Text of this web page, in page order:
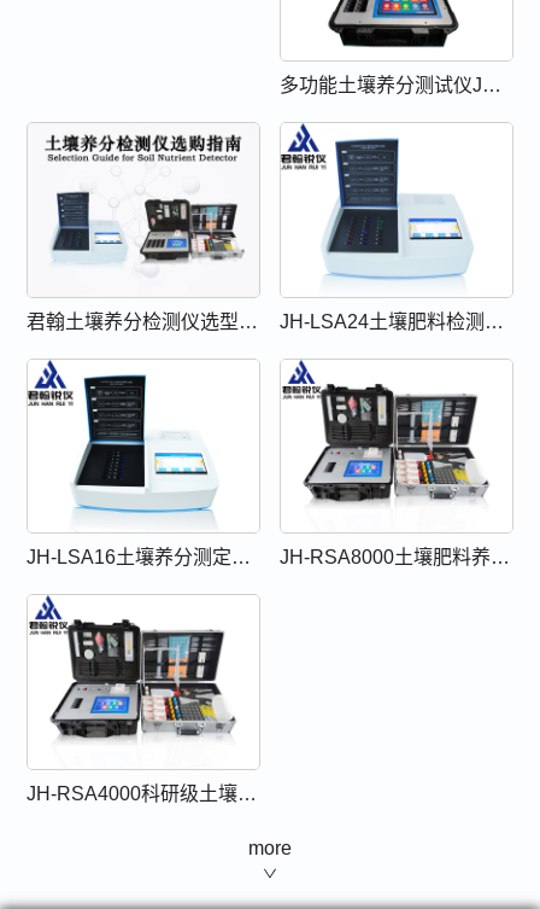
多功能土壤养分测试仪JH-SNT12
君翰土壤养分检测仪选型指南 JH-LSA24土壤肥料检测仪（Lab Soil Analysis 系列）
JH-LSA16土壤养分测定仪（Lab Soil Analysis系列） JH-RSA8000土壤肥料养分检测仪
JH-RSA4000科研级土壤养分检测仪
more